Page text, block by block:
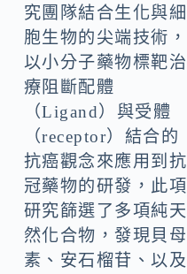
究團隊結合生化與細
胞生物的尖端技術，
以小分子藥物標靶治
療阻斷配體
（Ligand）與受體
（receptor）結合的
抗癌觀念來應用到抗
冠藥物的研發，此項
研究篩選了多項純天
然化合物，發現貝母
素、安石榴苷、以及